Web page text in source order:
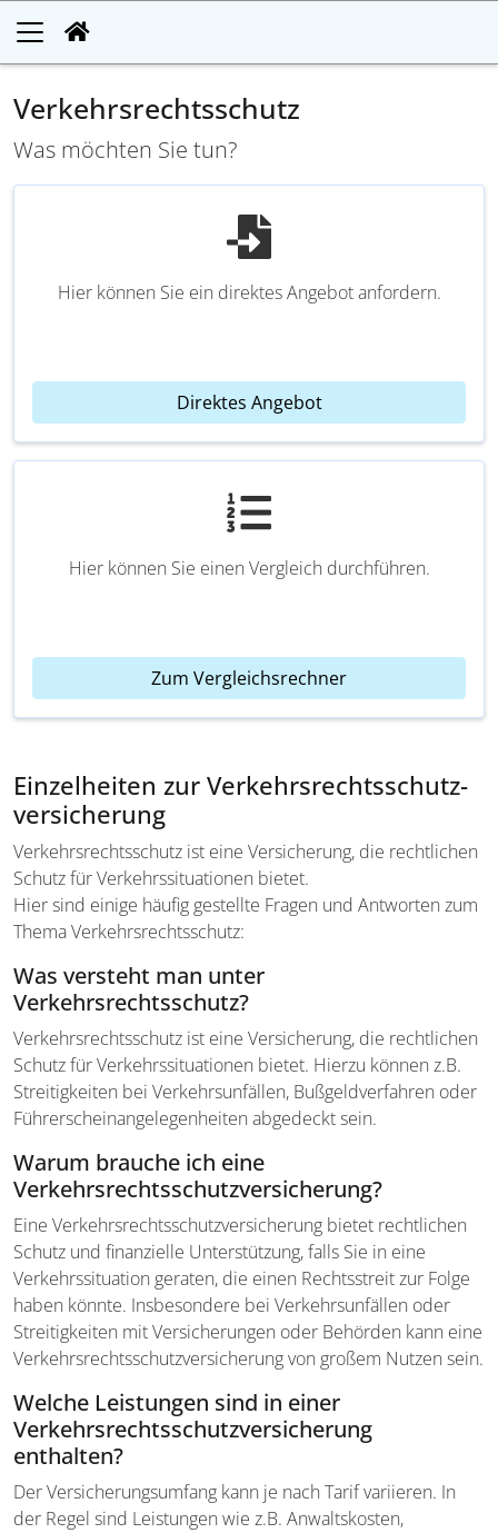
Verkehrsrechtsschutz
Was möchten Sie tun?
Hier können Sie ein direktes Angebot anfordern.
Direktes Angebot
Hier können Sie einen Vergleich durchführen.
Zum Vergleichsrechner
Einzelheiten zur Verkehrsrechtsschutz­
versicherung
Verkehrsrechtsschutz ist eine Versicherung, die rechtlichen
Schutz für Verkehrssituationen bietet.
Hier sind einige häufig gestellte Fragen und Antworten zum
Thema Verkehrsrechtsschutz:
Was versteht man unter
Verkehrsrechtsschutz?
Verkehrsrechtsschutz ist eine Versicherung, die rechtlichen
Schutz für Verkehrssituationen bietet. Hierzu können z.B.
Streitigkeiten bei Verkehrsunfällen, Bußgeldverfahren oder
Führerscheinangelegenheiten abgedeckt sein.
Warum brauche ich eine
Verkehrsrechtsschutz­versicherung?
Eine Verkehrsrechtsschutz­versicherung bietet rechtlichen
Schutz und finanzielle Unterstützung, falls Sie in eine
Verkehrssituation geraten, die einen Rechtsstreit zur Folge
haben könnte. Insbesondere bei Verkehrsunfällen oder
Streitigkeiten mit Versicherungen oder Behörden kann eine
Verkehrsrechtsschutzversicherung von großem Nutzen sein.
Welche Leistungen sind in einer
Verkehrsrechtsschutz­versicherung
enthalten?
Der Versicherungsumfang kann je nach Tarif variieren. In
der Regel sind Leistungen wie z.B. Anwaltskosten,